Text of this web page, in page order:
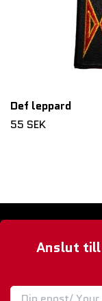
Def leppard
55 SEK
Anslut